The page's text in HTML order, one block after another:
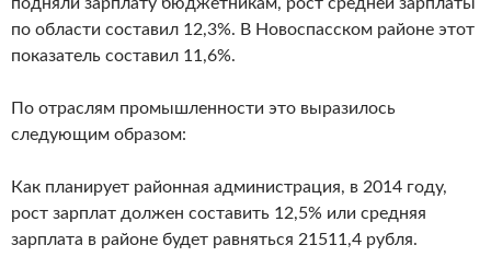
подняли зарплату бюджетникам, рост средней зарплаты
по области составил 12,3%. В Новоспасском районе этот
показатель составил 11,6%.
По отраслям промышленности это выразилось
следующим образом:
Как планирует районная администрация, в 2014 году,
рост зарплат должен составить 12,5% или средняя
зарплата в районе будет равняться 21511,4 рубля.